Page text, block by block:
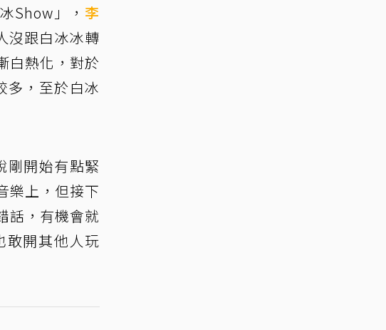
Show」， 李
沒跟白冰冰轉
白熱化，對於
多，至於白冰
剛開始有點緊
樂上，但接下
話，有機會就
敢開其他人玩